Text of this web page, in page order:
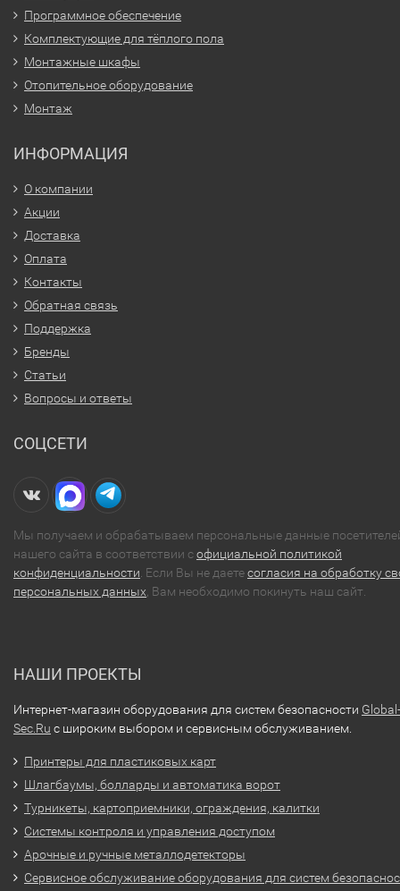
Программное обеспечение
Комплектующие для тёплого пола
Монтажные шкафы
Отопительное оборудование
Монтаж
ИНФОРМАЦИЯ
О компании
Акции
Доставка
Оплата
Контакты
Обратная связь
Поддержка
Бренды
Статьи
Вопросы и ответы
СОЦСЕТИ
Мы получаем и обрабатываем персональные данные
нашего сайта в соответствии софициальной политикой
конфиденциальности . Если Вы не даетесогласия на обработку
персональных данных , Вам необходимо покинуть наш сайт.
НАШИ ПРОЕКТЫ
Интернет-магазин оборудования для систем безопасности Global-
Sec.Ru с широким выбором и сервисным обслуживанием.
Принтеры для пластиковых карт
Шлагбаумы, болларды и автоматика ворот
Турникеты, картоприемники, ограждения, калитки
Системы контроля и управления доступом
Арочные и ручные металлодетекторы
Сервисное обслуживание оборудования для систем